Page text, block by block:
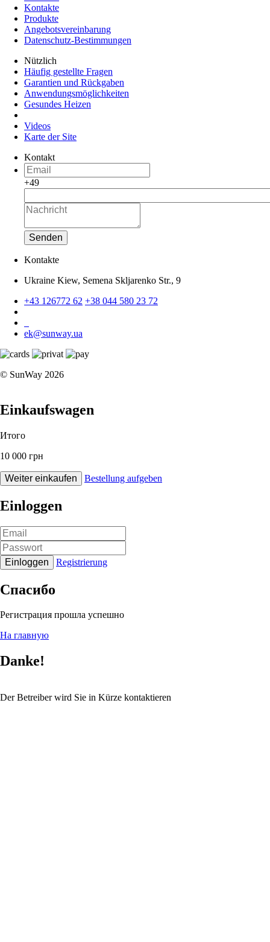
Kontakte
Produkte
Angebotsvereinbarung
Datenschutz-Bestimmungen
Nützlich
Häufig gestellte Fragen
Garantien und Rückgaben
Anwendungsmöglichkeiten
Gesundes Heizen
Videos
Karte der Site
Kontakt
+49
Senden
Kontakte
Ukraine Kiew, Semena Skljarenko Str., 9
+43 126772 62 +38 044 580 23 72
ek@sunway.ua
© SunWay 2026
Einkaufswagen
Итого
10 000 грн
Weiter einkaufen Bestellung aufgeben
Einloggen
Einloggen Registrierung
Спасибо
Регистрация прошла успешно
На главную
Danke!
Der Betreiber wird Sie in Kürze kontaktieren